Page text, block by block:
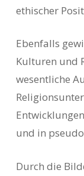
ethischer
Ebenfalls
Kulturen und
wesentliche
und in
Durch die